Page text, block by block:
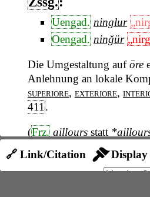
Uengad. ninglur
Oengad. ninǧür
Die Umgestaltung aufōre
Anlehnung an lokale
superiore, exteriore,
411.
(Frz. aillours statt
Paris, Mél., 259
und erklärt die
nicht; Komparat. +aliore
🔗 Link/Citation Display